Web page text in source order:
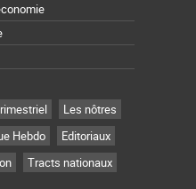
Les nôtres
Hebdo
Editoriaux
Tracts nationaux